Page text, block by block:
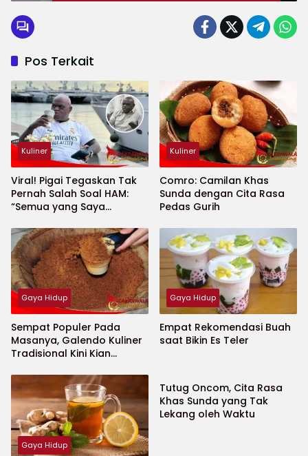
Pos Terkait
Kuliner
Viral! Pigai Tegaskan Tak
Pernah Salah Soal HAM:
“Semua yang Saya
Kuliner
Comro: Camilan Khas
Sunda dengan Cita Rasa
Pedas Gurih
Gaya Hidup
Sempat Populer Pada
Masanya, Galendo Kuliner
Tradisional Kini Kian
Gaya Hidup
Empat Rekomendasi Buah
saat Bikin Es Teler
Gaya Hidup
Tutug Oncom, Cita Rasa
Khas Sunda yang Tak
Lekang oleh Waktu